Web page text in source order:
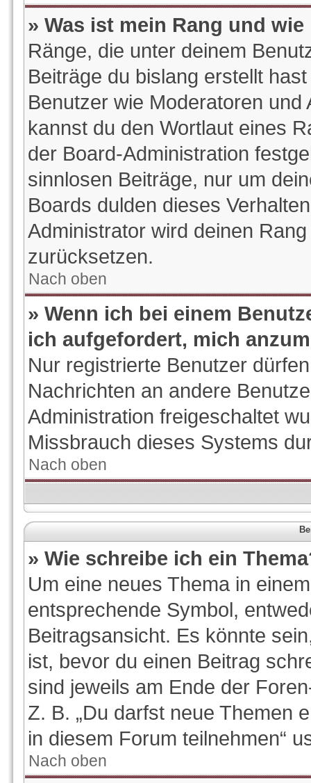
» Was ist mein Rang und
Ränge, die unter deinem
Beiträge du bislang erstellt
Benutzer wie Moderatoren
kannst du den Wortlaut eines
der Board-Administration
sinnlosen Beiträge, nur um
Boards dulden dieses
Administrator wird deinen
zurücksetzen.
Nach oben
» Wenn ich bei einem
ich aufgefordert, mich
Nur registrierte Benutzer
Nachrichten an andere
Administration freigeschaltet
Missbrauch dieses Systems
Nach oben
» Wie schreibe ich ein
Um eine neues Thema in
entsprechende Symbol,
Beitragsansicht. Es könnte
ist, bevor du einen Beitrag
sind jeweils am Ende der
Z. B. „Du darfst neue Themen
in diesem Forum teilnehmen“
Nach oben